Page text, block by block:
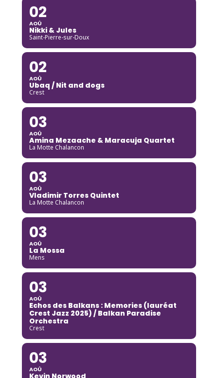
02
AOÛ
Nikki & Jules
Saint-Pierre-sur-Doux
02
AOÛ
Ubaq / Nit and dogs
Crest
03
AOÛ
Amina Mezaache & Maracuja Quartet
La Motte Chalancon
03
AOÛ
Vladimir Torres Quintet
La Motte Chalancon
03
AOÛ
La Mossa
Mens
03
AOÛ
Echos des Balkans : Memories (lauréat
Crest Jazz 2025) / Balkan Paradise
Orchestra
Crest
03
AOÛ
Kevin Norwood